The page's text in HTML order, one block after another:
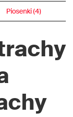
Piosenki (4)